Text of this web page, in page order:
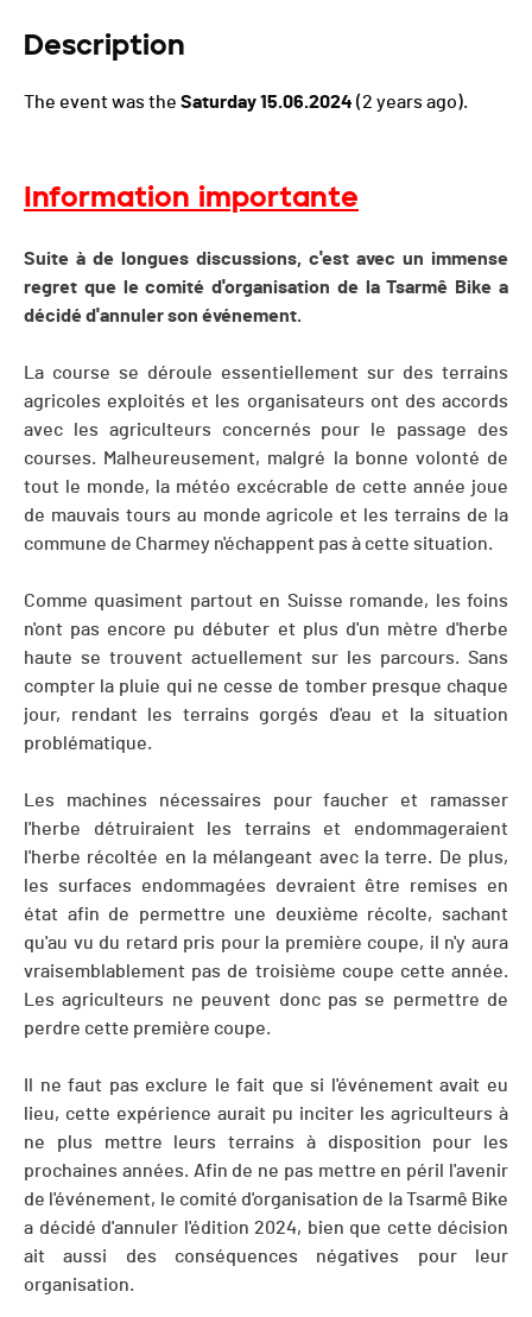
Description
The event was the Saturday 15.06.2024 (2 years ago).
Information importante
Suite à de longues discussions, c'est avec un immense
regret que le comité d'organisation de la Tsarmê Bike a
décidé d'annuler son événement.
La course se déroule essentiellement sur des terrains
agricoles exploités et les organisateurs ont des accords
avec les agriculteurs concernés pour le passage des
courses. Malheureusement, malgré la bonne volonté de
tout le monde, la météo excécrable de cette année joue
de mauvais tours au monde agricole et les terrains de la
commune de Charmey n'échappent pas à cette situation.
Comme quasiment partout en Suisse romande, les foins
n'ont pas encore pu débuter et plus d'un mètre d'herbe
haute se trouvent actuellement sur les parcours. Sans
compter la pluie qui ne cesse de tomber presque chaque
jour, rendant les terrains gorgés d'eau et la situation
problématique.
Les machines nécessaires pour faucher et ramasser
l'herbe détruiraient les terrains et endommageraient
l'herbe récoltée en la mélangeant avec la terre. De plus,
les surfaces endommagées devraient être remises en
état afin de permettre une deuxième récolte, sachant
qu'au vu du retard pris pour la première coupe, il n'y aura
vraisemblablement pas de troisième coupe cette année.
Les agriculteurs ne peuvent donc pas se permettre de
perdre cette première coupe.
Il ne faut pas exclure le fait que si l'événement avait eu
lieu, cette expérience aurait pu inciter les agriculteurs à
ne plus mettre leurs terrains à disposition pour les
prochaines années. Afin de ne pas mettre en péril l'avenir
de l'événement, le comité d'organisation de la Tsarmê Bike
a décidé d'annuler l'édition 2024, bien que cette décision
ait aussi des conséquences négatives pour leur
organisation.